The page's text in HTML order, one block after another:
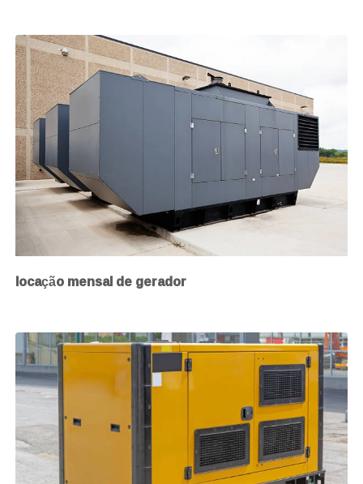
locação mensal de gerador